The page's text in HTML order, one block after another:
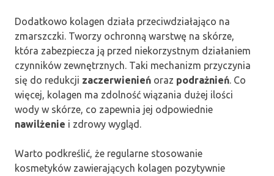
Dodatkowo kolagen działa przeciwdziałająco na
zmarszczki. Tworzy ochronną warstwę na skórze,
która zabezpiecza ją przed niekorzystnym działaniem
czynników zewnętrznych. Taki mechanizm przyczynia
się do redukcji zaczerwienień oraz podrażnień. Co
więcej, kolagen ma zdolność wiązania dużej ilości
wody w skórze, co zapewnia jej odpowiednie
nawilżenie i zdrowy wygląd.
Warto podkreślić, że regularne stosowanie
kosmetyków zawierających kolagen pozytywnie